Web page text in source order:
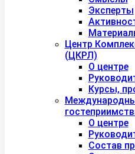
Эксперты
Центр
(ЦКРЛ)
О центре
Курсы,
О центре
Состав